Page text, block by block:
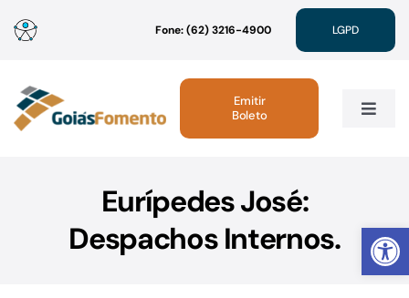
Abrir
para
conteúdo
Fone: (62) 3216-4900 LGPD
Toggle
Linhas de Crédito
Emitir
Boleto
Eurípedes José:
Despachos Internos.